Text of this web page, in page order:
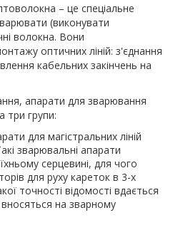
– це спеціальне
(виконувати
волокна. Вони
оптичних ліній: з'єднання
кабельних закінчень на
апарати для зварювання
три групи:
для магістральних ліній
зварювальні апарати
серцевині, для чого
для руху кареток в 3-х
точності відомості вдається
на зварному